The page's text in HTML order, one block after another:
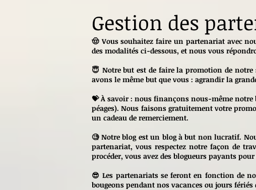
Gestion des
🤠 Vous souhaitez faire un partenariat avec
des modalités ci-dessous, et nous vous
😇 Notre but est de faire la promotion de notre
avons le même but que vous : agrandir la
💝 À savoir : nous finançons nous-même notre
péages). Nous faisons gratuitement votre
un cadeau de remerciement.
🧐 Notre blog est un blog à but non lucratif.
partenariat, vous respectez notre façon de
procéder, vous avez des blogueurs payants pour
😎 Les partenariats se feront en fonction de
bougeons pendant nos vacances ou jours